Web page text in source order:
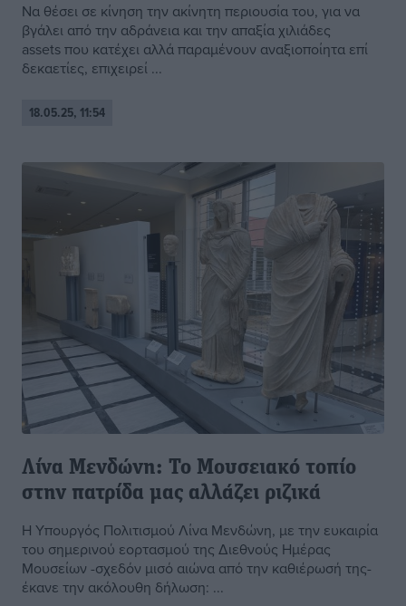
Να θέσει σε κίνηση την ακίνητη περιουσία του, για να
βγάλει από την αδράνεια και την απαξία χιλιάδες
assets που κατέχει αλλά παραμένουν αναξιοποίητα επί
δεκαετίες, επιχειρεί ...
18.05.25, 11:54
Λίνα Μενδώνη: Το Μουσειακό τοπίο
στην πατρίδα μας αλλάζει ριζικά
Η Υπουργός Πολιτισμού Λίνα Μενδώνη, με την ευκαιρία
του σημερινού εορτασμού της Διεθνούς Ημέρας
Μουσείων -σχεδόν μισό αιώνα από την καθιέρωσή της-
έκανε την ακόλουθη δήλωση: ...